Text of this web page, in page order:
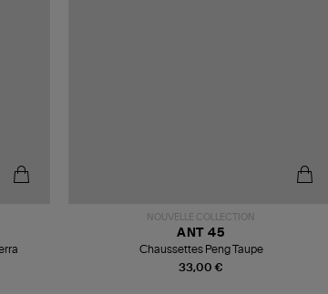
NOUVELLE COLLECTION
33,00 €
ANT 45
Chaussettes Peng Taupe